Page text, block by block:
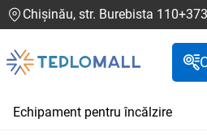
Chișinău, str. Burebista 110
Echipament pentru încălzire